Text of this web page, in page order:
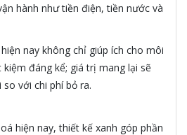
hành như tiền điện, tiền nước và
nay không chỉ giúp ích cho môi
đáng kể; giá trị mang lại sẽ
với chi phí bỏ ra.
hiện nay, thiết kế xanh góp phần